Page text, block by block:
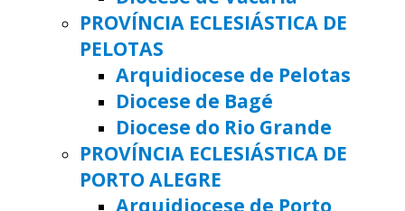
PROVÍNCIA ECLESIÁSTICA DE
PELOTAS
Arquidiocese de Pelotas
Diocese de Bagé
Diocese do Rio Grande
PROVÍNCIA ECLESIÁSTICA DE
PORTO ALEGRE
Arquidiocese de Porto